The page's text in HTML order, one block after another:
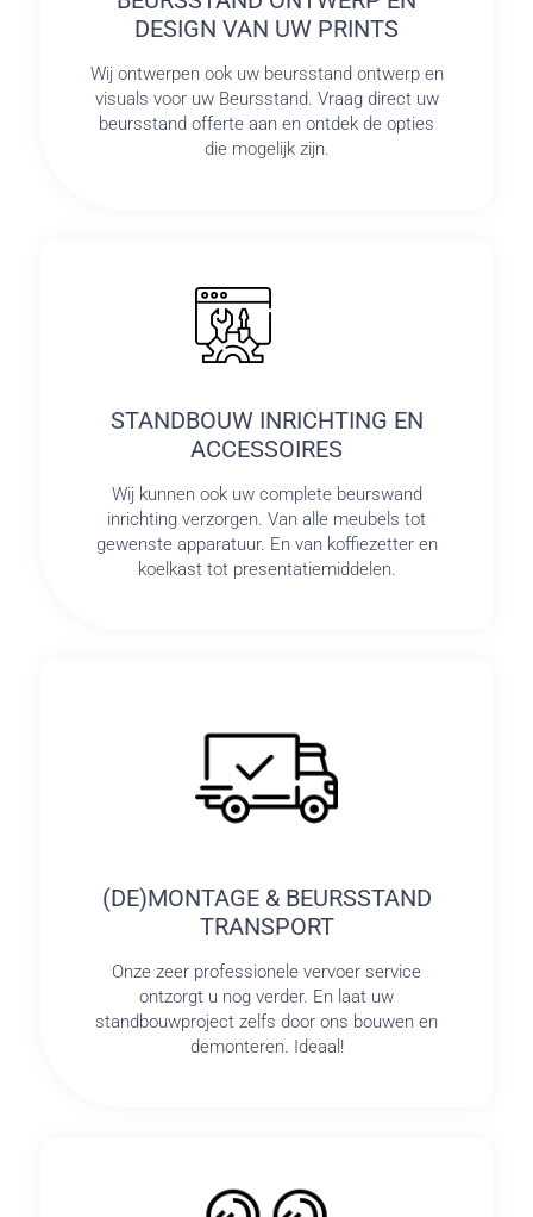
DESIGN VAN UW PRINTS
Wij ontwerpen ook uw beursstand ontwerp en
visuals voor uw Beursstand. Vraag direct uw
beursstand offerte aan en ontdek de opties
die mogelijk zijn.
STANDBOUW INRICHTING EN
ACCESSOIRES
Wij kunnen ook uw complete beurswand
inrichting verzorgen. Van alle meubels tot
gewenste apparatuur. En van koffiezetter en
koelkast tot presentatiemiddelen.
(DE)MONTAGE & BEURSSTAND
TRANSPORT
Onze zeer professionele vervoer service
ontzorgt u nog verder. En laat uw
standbouwproject zelfs door ons bouwen en
demonteren. Ideaal!